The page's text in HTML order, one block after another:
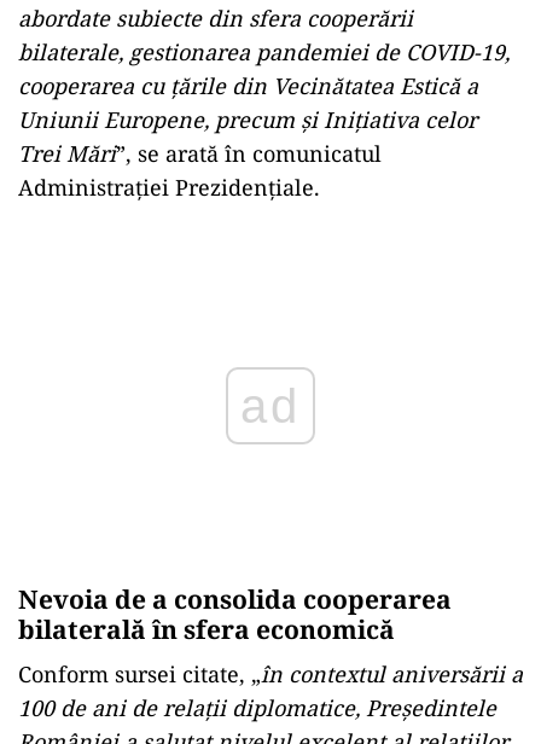
abordate subiecte din sfera cooperării
bilaterale, gestionarea pandemiei de COVID-19,
cooperarea cu țările din Vecinătatea Estică a
Uniunii Europene, precum și Inițiativa celor
Trei Mări”, se arată în comunicatul
Administrației Prezidențiale.
Nevoia de a consolida cooperarea
bilaterală în sfera economică
Conform sursei citate, „în contextul aniversării a
100 de ani de relații diplomatice, Președintele